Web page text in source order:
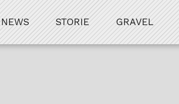
NEWS STORIE GRAVEL